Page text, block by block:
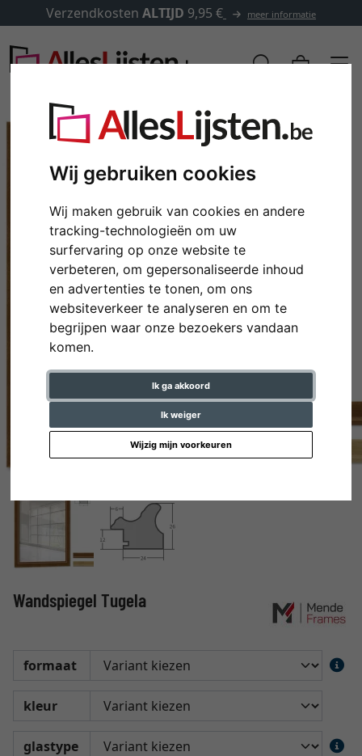
Wij gebruiken cookies
Wij maken gebruik van cookies en andere
tracking-technologieën om uw
surfervaring op onze website te
verbeteren, om gepersonaliseerde inhoud
en advertenties te tonen, om ons
websiteverkeer te analyseren en om te
begrijpen waar onze bezoekers vandaan
komen.
Ik ga akkoord
Ik weiger
Wijzig mijn voorkeuren
Verzendkosten ALTIJD 9,95 € meer informatie
Terug
Wandspiegel Tugela
formaat
kleur
glastype